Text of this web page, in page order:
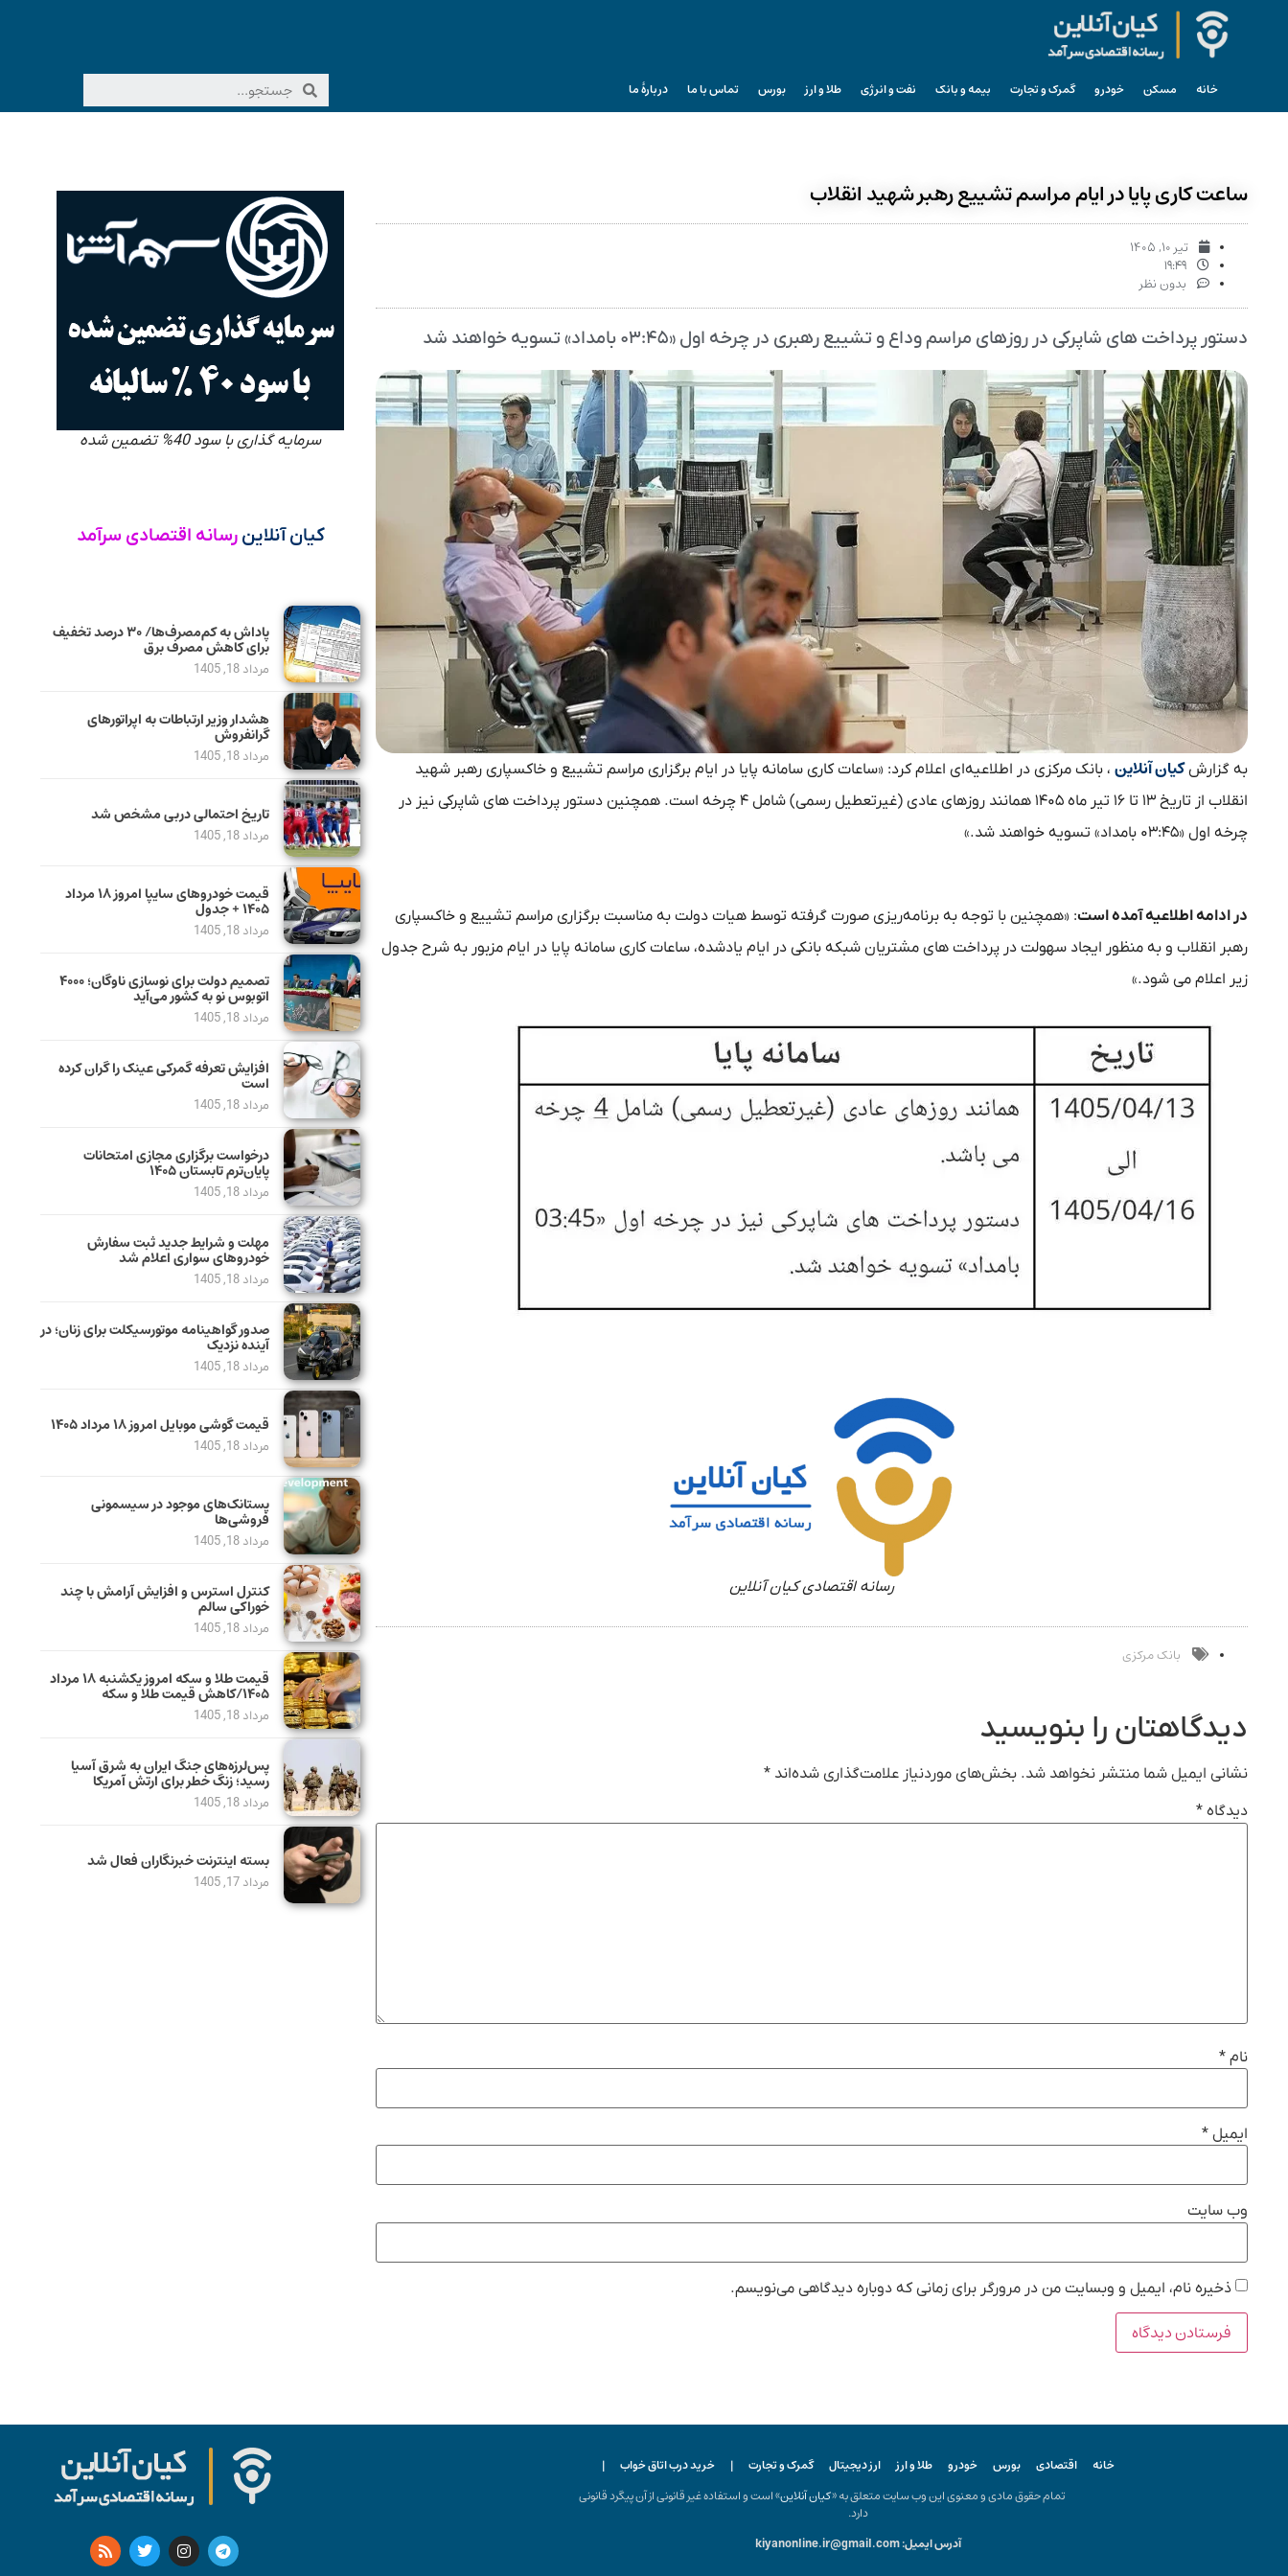
خانه مسکن خودرو گمرک و تجارت بیمه و بانک نفت و انرژی طلا و ارز بورس تماس با ما دربارۀ ما
ساعت کاری پایا در ایام مراسم تشییع رهبر شهید انقلاب
تیر ۱۰, ۱۴۰۵
۱۹:۴۹
بدون نظر
دستور پرداخت های شاپرکی در روزهای مراسم وداع و تشییع رهبری در چرخه اول «۰۳:۴۵ بامداد» تسویه خواهند شد
به گزارشکیان آنلاین ، بانک مرکزی در اطلاعیه‌ای اعلام کرد:‌ «ساعات کاری سامانه پایا در ایام برگزاری مراسم تشییع و خاکسپاری رهبر شهید
انقلاب از تاریخ ۱۳ تا ۱۶ تیر ماه ۱۴۰۵ همانند روزهای عادی (غیرتعطیل رسمی) شامل ۴ چرخه است. همچنین دستور پرداخت های شاپرکی نیز در
چرخه اول «۰۳:۴۵ بامداد» تسویه خواهند شد.»
در ادامه اطلاعیه آمده است: «همچنین با توجه به برنامه‌ریزی صورت گرفته توسط هیات دولت به مناسبت برگزاری مراسم تشییع و خاکسپاری
رهبر انقلاب و به منظور ایجاد سهولت در پرداخت های مشتریان شبکه بانکی در ایام یادشده، ساعات کاری سامانه پایا در ایام مزبور به شرح جدول
زیر اعلام می شود.»
رسانه اقتصادی کیان آنلاین
بانک مرکزی
دیدگاهتان را بنویسید
نشانی ایمیل شما منتشر نخواهد شد. بخش‌های موردنیاز علامت‌گذاری شده‌اند *
دیدگاه *
نام *
ایمیل *
وب‌ سایت
ذخیره نام، ایمیل و وبسایت من در مرورگر برای زمانی که دوباره دیدگاهی می‌نویسم.
سرمایه گذاری با سود 40% تضمین شده
کیان آنلاین رسانه اقتصادی سرآمد
پاداش به کم‌مصرف‌ها/ ۳۰ درصد تخفیف
برای کاهش مصرف برق
مرداد 18, 1405
هشدار وزیر ارتباطات به اپراتورهای
گرانفروش
مرداد 18, 1405
تاریخ احتمالی دربی مشخص شد
مرداد 18, 1405
قیمت خودرو‌های سایپا امروز ۱۸ مرداد
۱۴۰۵ + جدول
مرداد 18, 1405
تصمیم دولت برای نوسازی ناوگان؛ ۴۰۰۰
اتوبوس نو به کشور می‌آید
مرداد 18, 1405
افزایش تعرفه گمرکی عینک را گران کرده
است
مرداد 18, 1405
درخواست برگزاری مجازی امتحانات
پایان‌ترم تابستان ۱۴۰۵
مرداد 18, 1405
مهلت و شرایط جدید ثبت سفارش
خودروهای سواری اعلام شد
مرداد 18, 1405
صدور گواهینامه موتورسیکلت برای زنان؛ در
آینده نزدیک
مرداد 18, 1405
قیمت گوشی موبایل امروز ۱۸ مرداد ۱۴۰۵
مرداد 18, 1405
پستانک‌های موجود در سیسمونی
فروشی‌ها
مرداد 18, 1405
کنترل استرس و افزایش آرامش با چند
خوراکی سالم
مرداد 18, 1405
قیمت طلا و سکه امروز یکشنبه ۱۸ مرداد
۱۴۰۵/کاهش قیمت طلا و سکه
مرداد 18, 1405
پس‌لرزه‌های جنگ ایران به شرق آسیا
رسید؛ زنگ خطر برای ارتش آمریکا
مرداد 18, 1405
بسته اینترنت خبرنگاران فعال شد
مرداد 17, 1405
خانه اقتصادی بورس خودرو طلا و ارز ارز دیجیتال گمرک و تجارت | خرید درب اتاق خواب
|
تمام حقوق مادی و معنوی این وب سایت متعلق به «کیان آنلاین» است و استفاده غیر قانونی از آن پیگرد قانونی
دارد.
آدرس ایمیل: kiyanonline.ir@gmail.com